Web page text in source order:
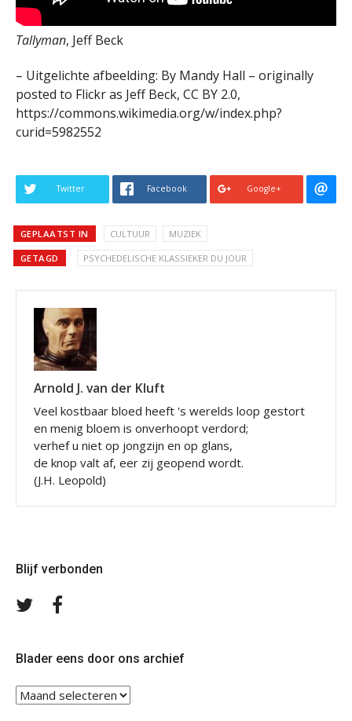
Tallyman, Jeff Beck
– Uitgelichte afbeelding: By Mandy Hall – originally
posted to Flickr as Jeff Beck, CC BY 2.0,
https://commons.wikimedia.org/w/index.php?
curid=5982552
Twitter Facebook Google+
GEPLAATST IN CULTUUR MUZIEK
GETAGD PSYCHEDELISCHE KLASSIEKER DU JOUR
Arnold J. van der Kluft
Veel kostbaar bloed heeft 's werelds loop gestort
en menig bloem is onverhoopt verdord;
verhef u niet op jongzijn en op glans,
de knop valt af, eer zij geopend wordt.
(J.H. Leopold)
Blijf verbonden
Volg
Blader eens door ons archief
Blader
eens